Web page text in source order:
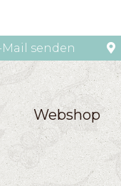
Mail senden
Webshop